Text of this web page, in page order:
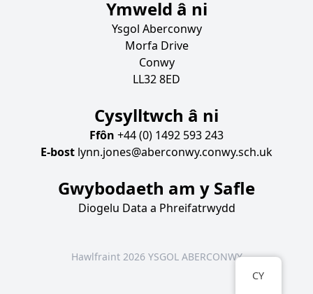
Ymweld â ni
Ysgol Aberconwy
Morfa Drive
Conwy
LL32 8ED
Cysylltwch â ni
Ffôn +44 (0) 1492 593 243
E-bost lynn.jones@aberconwy.conwy.sch.uk
Gwybodaeth am y Safle
Diogelu Data a Phreifatrwydd
Hawlfraint 2026 YSGOL ABERCONWY
CY